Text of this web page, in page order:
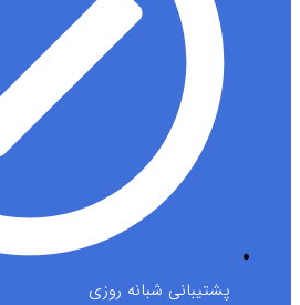
پشتیبانی شبانه روزی